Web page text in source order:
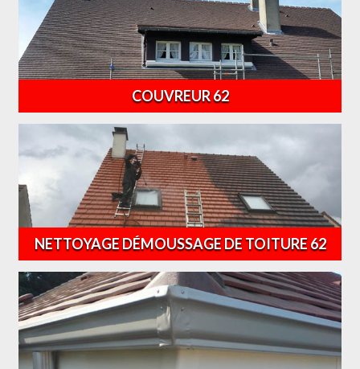
COUVREUR 62
NETTOYAGE DÉMOUSSAGE DE TOITURE 62